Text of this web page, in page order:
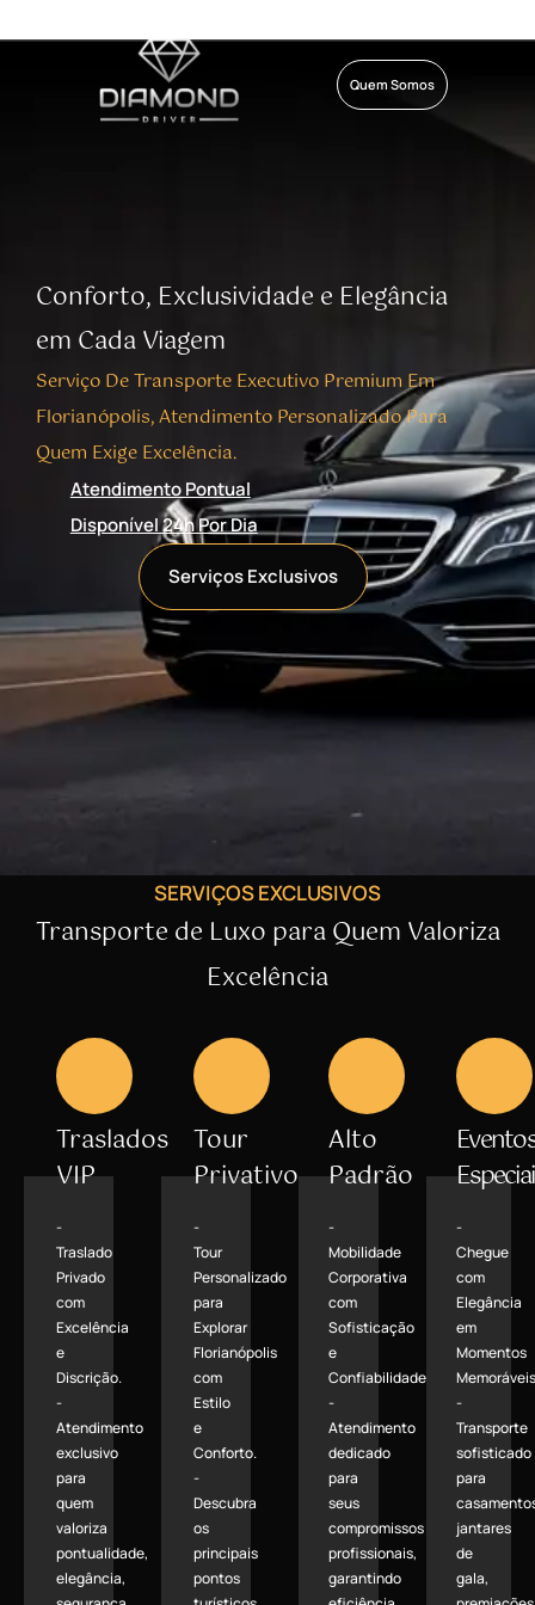
Quem Somos
Conforto, Exclusividade e Elegância
em Cada Viagem
Serviço De Transporte Executivo Premium Em
Florianópolis, Atendimento Personalizado Para
Quem Exige Excelência.
Atendimento Pontual
Disponível 24h Por Dia
Serviços Exclusivos
SERVIÇOS EXCLUSIVOS
Transporte de Luxo para Quem Valoriza
Excelência
Traslados
VIP
-
Traslado
Privado
com
Excelência
e
Discrição.
-
Atendimento
exclusivo
para
quem
valoriza
pontualidade,
elegância,
Tour
Privativo
-
Tour
Personalizado
para
Explorar
Florianópolis
com
Estilo
e
Conforto.
-
Descubra
os
principais
pontos
Alto
Padrão
-
Mobilidade
Corporativa
com
Sofisticação
e
Confiabilidade.
-
Atendimento
dedicado
para
seus
compromissos
profissionais,
garantindo
-
Chegue
com
Elegância
em
Momentos
-
Transporte
sofisticado
para
jantares
de
gala,